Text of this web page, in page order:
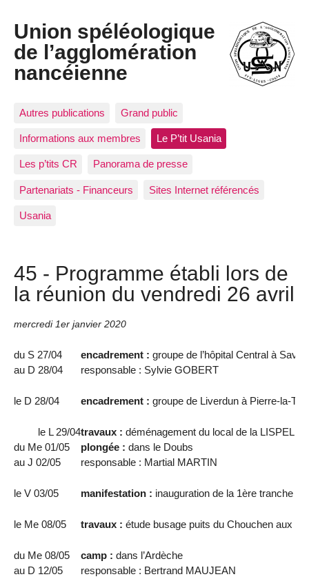
Union spéléologique
de l’agglomération
nancéienne
Autres publications Grand public
Informations aux membres Le P’tit Usania
Les p’tits CR Panorama de presse
Partenariats - Financeurs Sites Internet référencés
Usania
45 - Programme établi lors de
la réunion du vendredi 26 avril
mercredi 1er janvier 2020
du S 27/04
au D 28/04
encadrement : groupe de l’hôpital Central à
responsable : Sylvie GOBERT
le D 28/04 encadrement : groupe de Liverdun à Pierre-la-
le L 29/04travaux : déménagement du local de la LISPEL
du Me 01/05
au J 02/05
plongée : dans le Doubs
responsable : Martial MARTIN
le V 03/05 manifestation : inauguration de la 1ère tranche
le Me 08/05 travaux : étude busage puits du Chouchen aux 7
du Me 08/05
au D 12/05
camp : dans l’Ardèche
responsable : Bertrand MAUJEAN